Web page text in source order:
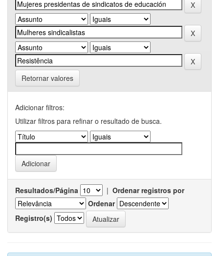
Retornar valores
Adicionar filtros:
Utilizar filtros para refinar o resultado de busca.
Resultados/Página | Ordenar registros por
Ordenar
Registro(s)